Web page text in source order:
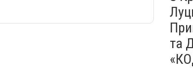
та